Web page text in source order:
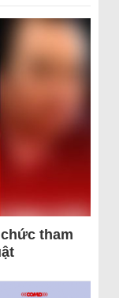
tham